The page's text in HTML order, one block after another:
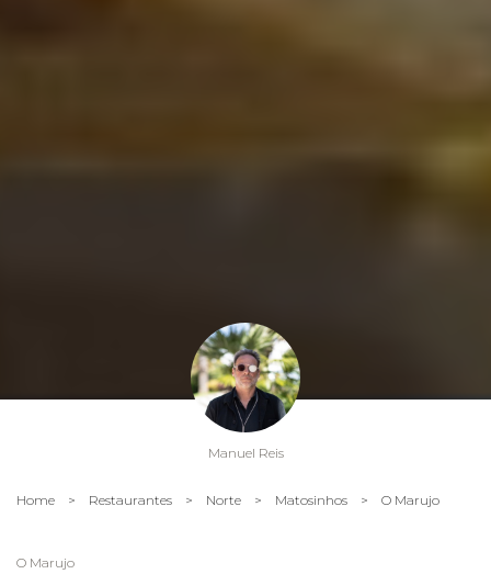
Manuel Reis
Home > Restaurantes > Norte > Matosinhos > O Marujo
O Marujo